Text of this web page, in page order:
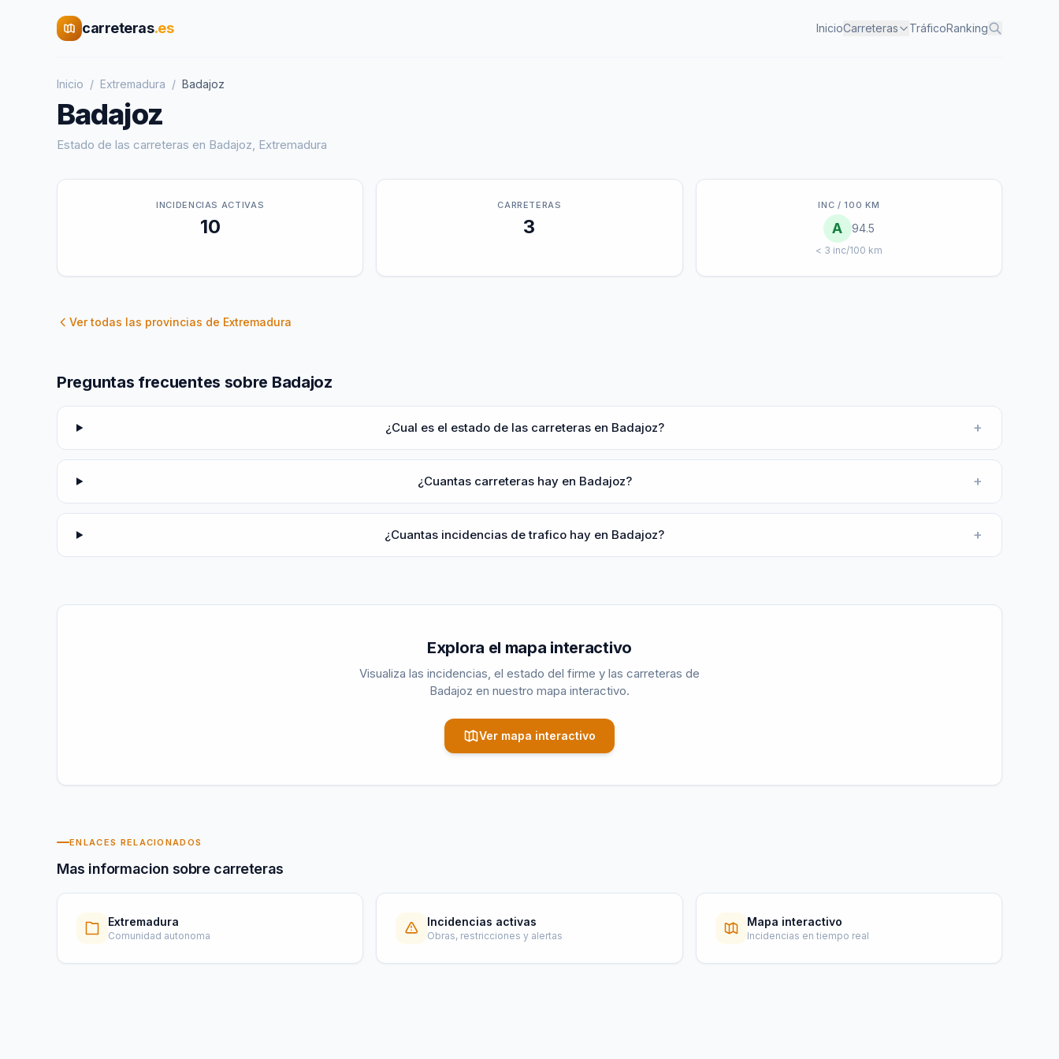
carreteras.es InicioCarreteras TráficoRanking
Inicio / Extremadura / Badajoz
Badajoz
Estado de las carreteras en Badajoz, Extremadura
INCIDENCIAS ACTIVAS
10
CARRETERAS
3
INC / 100 KM
A 94.5
< 3 inc/100 km
Ver todas las provincias de Extremadura
Preguntas frecuentes sobre Badajoz
¿Cual es el estado de las carreteras en Badajoz? +
¿Cuantas carreteras hay en Badajoz? +
¿Cuantas incidencias de trafico hay en Badajoz? +
Explora el mapa interactivo
Visualiza las incidencias, el estado del firme y las carreteras de
Badajoz en nuestro mapa interactivo.
Ver mapa interactivo
ENLACES RELACIONADOS
Mas informacion sobre carreteras
Extremadura
Comunidad autonoma
Incidencias activas
Obras, restricciones y alertas
Mapa interactivo
Incidencias en tiempo real